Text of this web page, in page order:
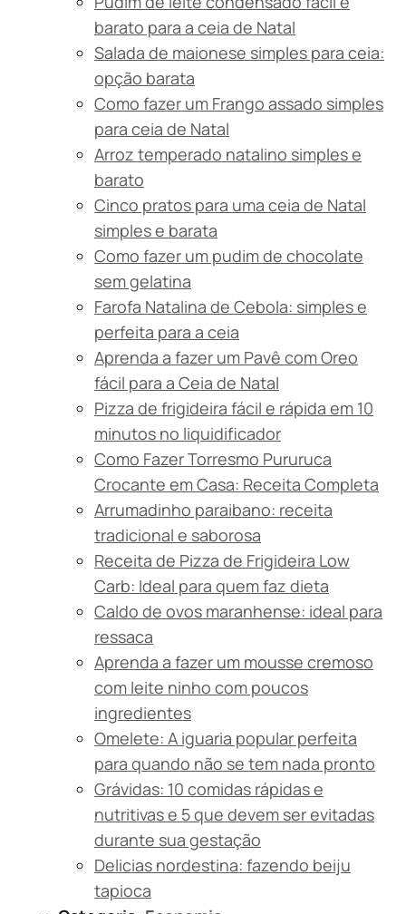
barato para a ceia de Natal
Salada de maionese simples para ceia:
opção barata
Como fazer um Frango assado simples
para ceia de Natal
Arroz temperado natalino simples e
barato
Cinco pratos para uma ceia de Natal
simples e barata
Como fazer um pudim de chocolate
sem gelatina
Farofa Natalina de Cebola: simples e
perfeita para a ceia
Aprenda a fazer um Pavê com Oreo
fácil para a Ceia de Natal
Pizza de frigideira fácil e rápida em 10
minutos no liquidificador
Como Fazer Torresmo Pururuca
Crocante em Casa: Receita Completa
Arrumadinho paraibano: receita
tradicional e saborosa
Receita de Pizza de Frigideira Low
Carb: Ideal para quem faz dieta
Caldo de ovos maranhense: ideal para
ressaca
Aprenda a fazer um mousse cremoso
com leite ninho com poucos
ingredientes
Omelete: A iguaria popular perfeita
para quando não se tem nada pronto
Grávidas: 10 comidas rápidas e
nutritivas e 5 que devem ser evitadas
durante sua gestação
Delicias nordestina: fazendo beiju
tapioca